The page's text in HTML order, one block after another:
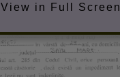
View in Full Screen